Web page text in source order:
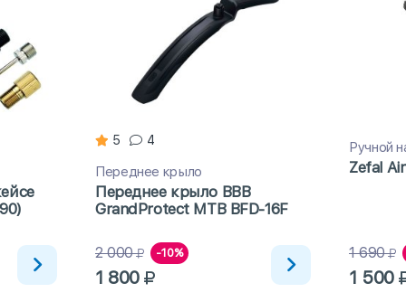
5 4
Переднее крыло
Переднее крыло BBB
GrandProtect MTB BFD-16F
2 000 -10%
1 800
Ручной
Zefal
1 690
1 500